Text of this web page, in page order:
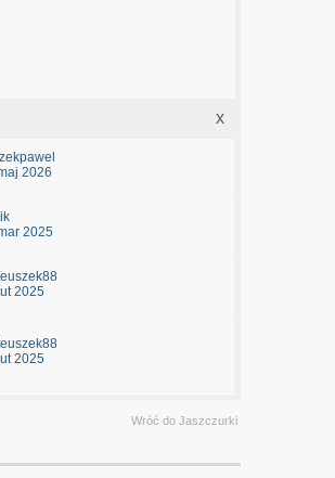
x
2026
2025
2025
2025
Wróć do Jaszczurki